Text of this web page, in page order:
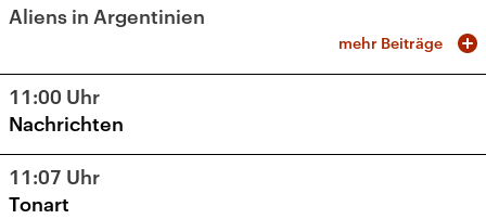
Aliens in Argentinien
mehr Beiträge
11:00 Uhr
Nachrichten
11:07 Uhr
Tonart